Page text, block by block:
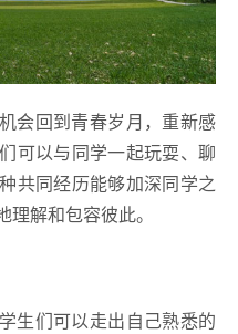
会回到青春岁月，重新感
可以与同学一起玩耍、聊
共同经历能够加深同学之
解和包容彼此。
生们可以走出自己熟悉的